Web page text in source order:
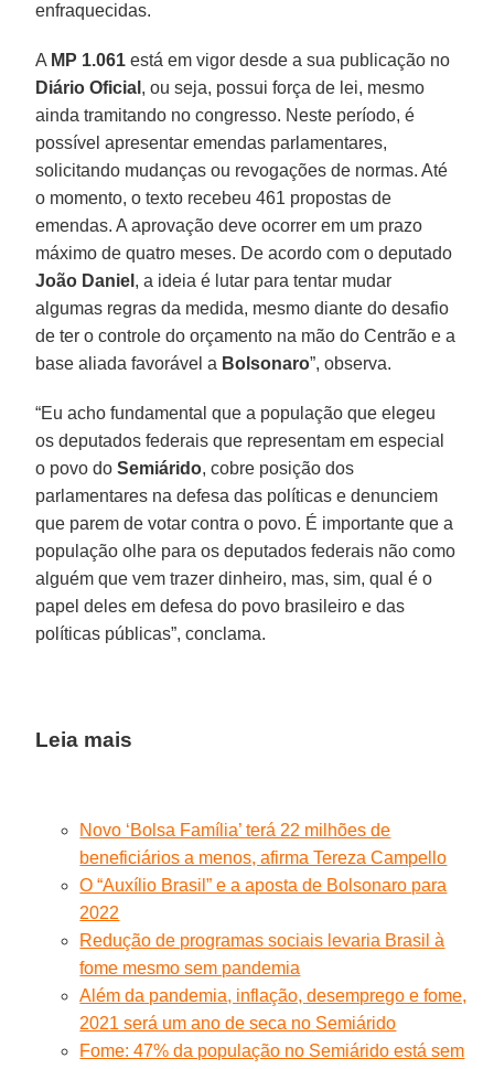
enfraquecidas.
A MP 1.061 está em vigor desde a sua publicação no
Diário Oficial , ou seja, possui força de lei, mesmo
ainda tramitando no congresso. Neste período, é
possível apresentar emendas parlamentares,
solicitando mudanças ou revogações de normas. Até
o momento, o texto recebeu 461 propostas de
emendas. A aprovação deve ocorrer em um prazo
máximo de quatro meses. De acordo com o deputado
João Daniel , a ideia é lutar para tentar mudar
algumas regras da medida, mesmo diante do desafio
de ter o controle do orçamento na mão do Centrão e a
base aliada favorável a Bolsonaro”, observa.
“Eu acho fundamental que a população que elegeu
os deputados federais que representam em especial
o povo doSemiárido, cobre posição dos
parlamentares na defesa das políticas e denunciem
que parem de votar contra o povo. É importante que a
população olhe para os deputados federais não como
alguém que vem trazer dinheiro, mas, sim, qual é o
papel deles em defesa do povo brasileiro e das
políticas públicas”, conclama.
Leia mais
Novo ‘Bolsa Família’ terá 22 milhões de
beneficiários a menos, afirma Tereza Campello
O “Auxílio Brasil” e a aposta de Bolsonaro para
2022
Redução de programas sociais levaria Brasil à
fome mesmo sem pandemia
Além da pandemia, inflação, desemprego e fome,
2021 será um ano de seca no Semiárido
Fome: 47% da população no Semiárido está sem